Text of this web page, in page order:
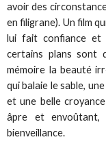
avoir des
en filigrane). Un film
lui fait confiance et
certains plans sont
mémoire la beauté
qui balaie le sable,
et une belle
âpre et
bienveillance.